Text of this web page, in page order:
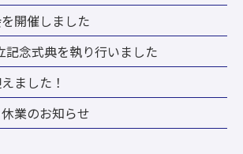
開催しました
記念式典を執り行いました
ました！
業のお知らせ